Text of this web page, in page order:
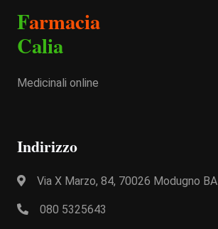
Farmacia
Calia
Medicinali online
Indirizzo
Via X Marzo, 84, 70026 Modugno BA
080 5325643